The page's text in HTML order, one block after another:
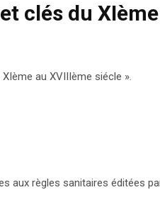
clés du
au XVIIIème siécle ».
aux règles sanitaires éditées